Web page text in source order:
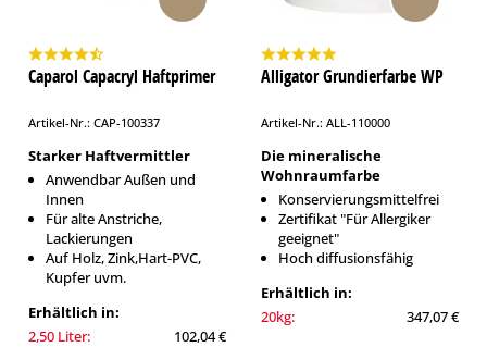
Caparol Capacryl Haftprimer
Artikel-Nr.: CAP-100337
Starker Haftvermittler
Anwendbar Außen und
Innen
Für alte Anstriche,
Lackierungen
Auf Holz, Zink,Hart-PVC,
Kupfer uvm.
Erhältlich in:
2,50 Liter:
102,04 €
Alligator Grundierfarbe WP
Artikel-Nr.: ALL-110000
Die mineralische
Wohnraumfarbe
Konservierungsmittelfrei
Zertifikat "Für Allergiker
geeignet"
Hoch diffusionsfähig
Erhältlich in:
20kg:
347,07 €